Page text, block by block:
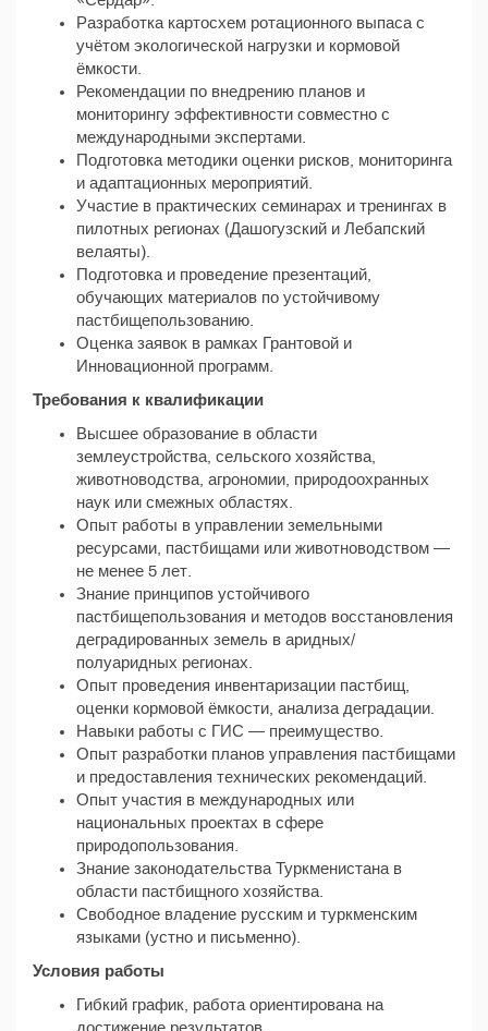
Разработка картосхем ротационного выпаса с
учётом экологической нагрузки и кормовой
ёмкости.
Рекомендации по внедрению планов и
мониторингу эффективности совместно с
международными экспертами.
Подготовка методики оценки рисков, мониторинга
и адаптационных мероприятий.
Участие в практических семинарах и тренингах в
пилотных регионах (Дашогузский и Лебапский
велаяты).
Подготовка и проведение презентаций,
обучающих материалов по устойчивому
пастбищепользованию.
Оценка заявок в рамках Грантовой и
Инновационной программ.
Требования к квалификации
Высшее образование в области
землеустройства, сельского хозяйства,
животноводства, агрономии, природоохранных
наук или смежных областях.
Опыт работы в управлении земельными
ресурсами, пастбищами или животноводством —
не менее 5 лет.
Знание принципов устойчивого
пастбищепользования и методов восстановления
деградированных земель в аридных/
полуаридных регионах.
Опыт проведения инвентаризации пастбищ,
оценки кормовой ёмкости, анализа деградации.
Навыки работы с ГИС — преимущество.
Опыт разработки планов управления пастбищами
и предоставления технических рекомендаций.
Опыт участия в международных или
национальных проектах в сфере
природопользования.
Знание законодательства Туркменистана в
области пастбищного хозяйства.
Свободное владение русским и туркменским
языками (устно и письменно).
Условия работы
Гибкий график, работа ориентирована на